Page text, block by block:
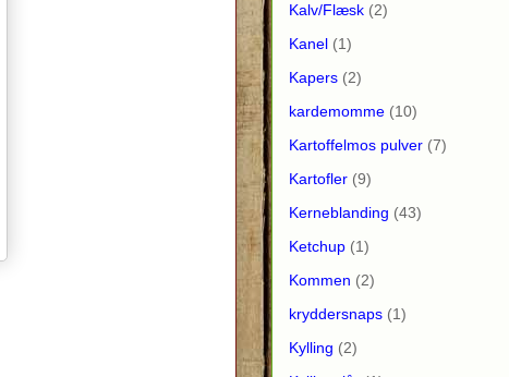
Kalv/Flæsk (2)
Kanel (1)
Kapers (2)
kardemomme (10)
Kartoffelmos pulver (7)
Kartofler (9)
Kerneblanding (43)
Ketchup (1)
Kommen (2)
kryddersnaps (1)
Kylling (2)